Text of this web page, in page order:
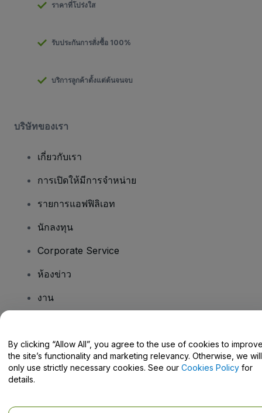
ราคาที่โปร่งใส
รับประกันการสั่งซื้อ 100%
บริการลูกค้าตั้งแต่ต้นจนจบ
บริษัทของเรา
เกี่ยวกับเรา
การเปิดให้มีการจำหน่าย
รายการแอฟฟิลิเอท
นักลงทุน
Corporate Service
ห้องข่าว
งาน
Help Centre / Contact Us
By clicking “Allow All”, you agree to the use of cookies to
the site’s functionality and marketing relevancy. Otherwise, we will
only use strictly necessary cookies. See our Cookies Policy for
details.